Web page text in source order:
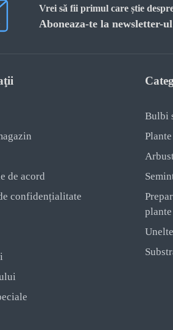
Vrei să fii primul care știe
Aboneaza-te la newsletter-
de acord
confidențialitate
Bulbi
plante